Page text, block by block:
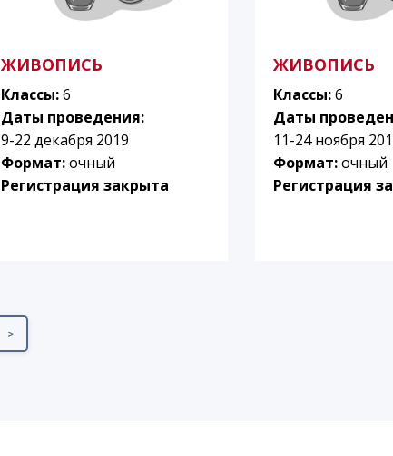
ЖИВОПИСЬ
Классы:6
Даты проведения:
9-22 декабря 2019
Формат:очный
Регистрация закрыта
ЖИВОПИСЬ
Классы:6
Даты
11-24 ноября
Формат:очный
Регистрация
>